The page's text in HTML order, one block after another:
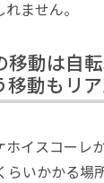
ません。
移動は自
移動もリ
イスコーレ
いかかる場